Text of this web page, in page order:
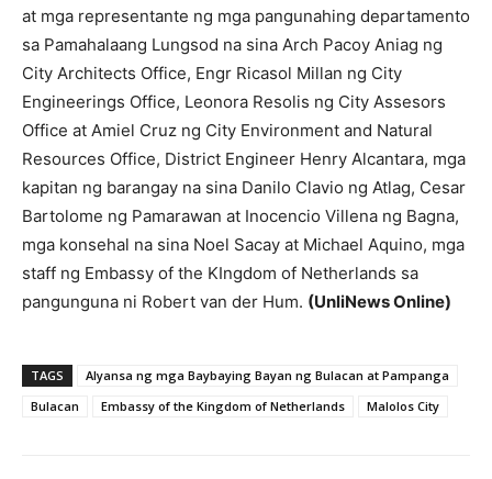
at mga representante ng mga pangunahing departamento
sa Pamahalaang Lungsod na sina Arch Pacoy Aniag ng
City Architects Office, Engr Ricasol Millan ng City
Engineerings Office, Leonora Resolis ng City Assesors
Office at Amiel Cruz ng City Environment and Natural
Resources Office, District Engineer Henry Alcantara, mga
kapitan ng barangay na sina Danilo Clavio ng Atlag, Cesar
Bartolome ng Pamarawan at Inocencio Villena ng Bagna,
mga konsehal na sina Noel Sacay at Michael Aquino, mga
staff ng Embassy of the KIngdom of Netherlands sa
pangunguna ni Robert van der Hum. (UnliNews Online)
TAGS
Alyansa ng mga Baybaying Bayan ng Bulacan at Pampanga
Bulacan
Embassy of the Kingdom of Netherlands Malolos City